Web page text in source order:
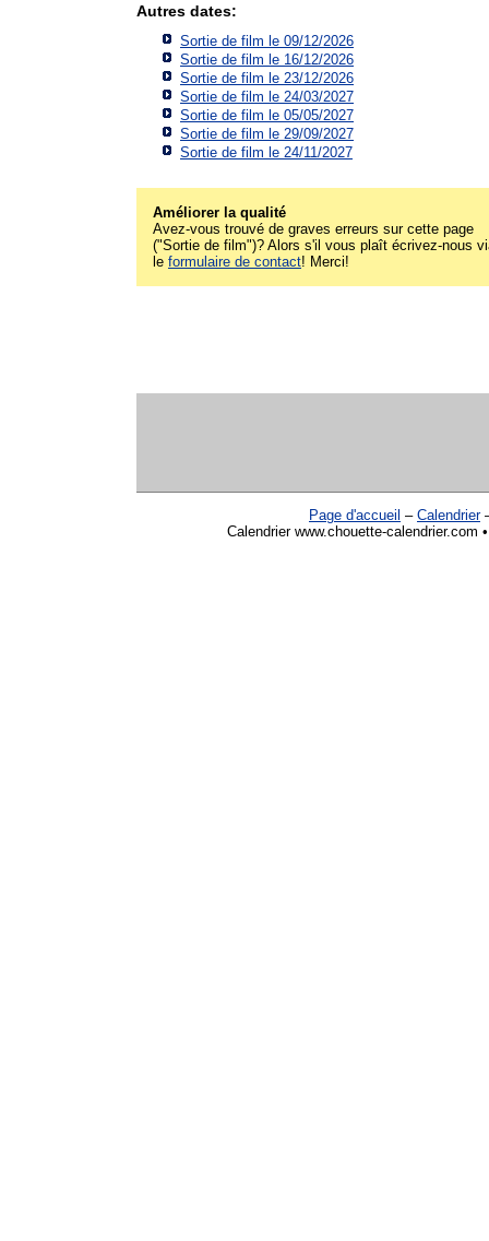
Autres dates:
Sortie de film le 09/12/2026
Sortie de film le 16/12/2026
Sortie de film le 23/12/2026
Sortie de film le 24/03/2027
Sortie de film le 05/05/2027
Sortie de film le 29/09/2027
Sortie de film le 24/11/2027
Améliorer la qualité
Avez-vous trouvé de graves erreurs sur cette page
("Sortie de film")? Alors s'il vous plaît écrivez-nous
le formulaire de contact! Merci!
Page d'accueil – Calendrier
Calendrier www.chouette-